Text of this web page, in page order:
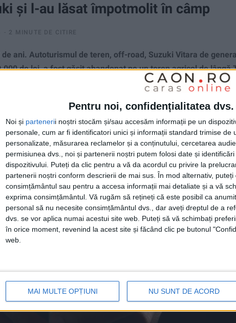
Pentru noi, confidențialitatea
Noi și partenerii noștri stocăm și/sau accesăm informații pe un
personale, cum ar fi identificatori unici și informații standard trimise de
personalizate, măsurarea reclamelor și a conținutului, cercetarea
permisiunea dvs., noi și partenerii noștri putem folosi date și
dispozitivului. Puteți da clic pentru a vă da acordul cu privire la
partenerii noștri conform descrierii de mai sus. În mod alternativ,
consimțământul sau pentru a accesa informații mai detaliate și a vă
exprima consimțământul. Vă rugăm să rețineți că este posibil ca
personal să nu necesite consimțământul dvs., dar aveți dreptul de a
dvs. se vor aplica numai acestui site web. Puteți să vă schimbați
în orice moment, revenind la acest site și făcând clic pe butonul
web.
MAI MULTE OPȚIUNI NU SUNT DE ACORD
și l-au lăsat împotmolit în câmp
2 MINUTE DE CITIRE
de ani. Autoturismul de teren, off-road, Suzuki Vitara de
de lei, a fost găsit abandonat pe un teren agricol de lângă